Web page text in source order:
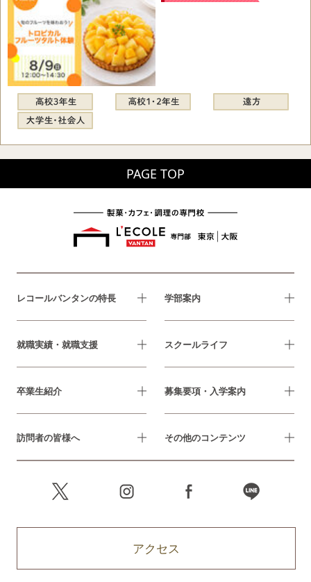
PAGE TOP
レコールバンタンの特長 学部案内
就職実績・就職支援 スクールライフ
卒業生紹介 募集要項・入学案内
訪問者の皆様へ その他のコンテンツ
アクセス